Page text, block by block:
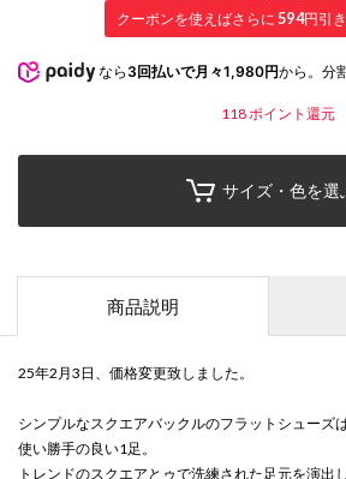
クーポンを使えばさらに594円引き
なら 3回払いで月々1,980円から。分
118 ポイント還元
サイズ・色を選
商品説明
25年2月3日、価格変更致しました。
シンプルなスクエアバックルのフラットシューズ
使い勝手の良い1足。
トレンドのスクエアとゥで洗練された足元を演出し